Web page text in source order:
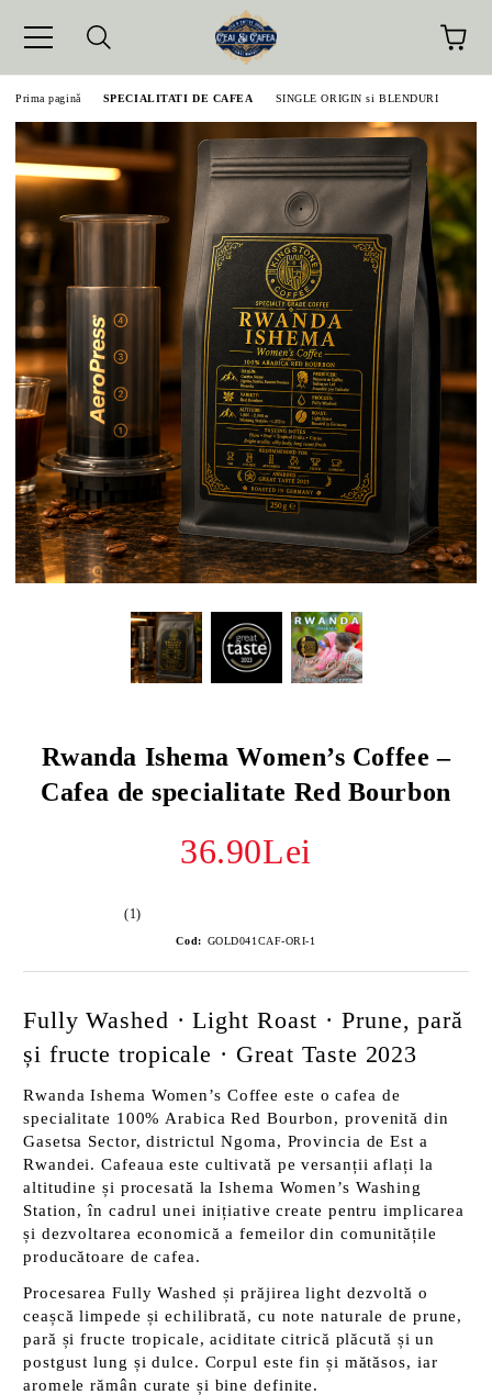
Prima pagină SPECIALITATI DE CAFEA SINGLE ORIGIN si BLENDURI
Rwanda Ishema Women’s Coffee –
Cafea de specialitate Red Bourbon
36.90Lei
(1)
Cod: GOLD041CAF-ORI-1
Fully Washed · Light Roast · Prune, pară
și fructe tropicale · Great Taste 2023
Rwanda Ishema Women’s Coffee este o cafea de
specialitate 100% Arabica Red Bourbon, provenită din
Gasetsa Sector, districtul Ngoma, Provincia de Est a
Rwandei. Cafeaua este cultivată pe versanții aflați la
altitudine și procesată la Ishema Women’s Washing
Station, în cadrul unei inițiative create pentru implicarea
și dezvoltarea economică a femeilor din comunitățile
producătoare de cafea.
Procesarea Fully Washed și prăjirea light dezvoltă o
ceașcă limpede și echilibrată, cu note naturale de prune,
pară și fructe tropicale, aciditate citrică plăcută și un
postgust lung și dulce. Corpul este fin și mătăsos, iar
aromele rămân curate și bine definite.